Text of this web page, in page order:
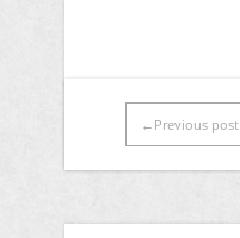
←Previous post